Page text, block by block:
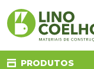
PRODUTOS